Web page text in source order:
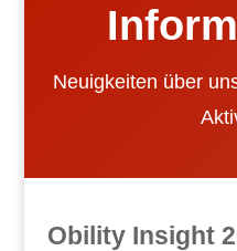
Neuigkeiten über
Obility Insight